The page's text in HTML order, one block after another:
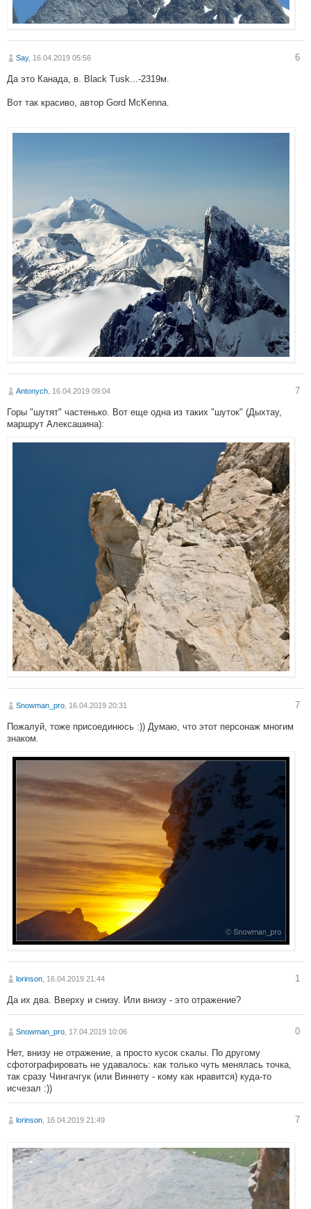
Say, 16.04.2019 05:56 6
Да это Канада, в. Black Tusk...-2319м.
Вот так красиво, автор Gord McKenna.
Antonych , 16.04.2019 09:04 7
Горы "шутят" частенько. Вот еще одна из таких "шуток" (Дыхтау,
маршрут Алексашина):
Snowman_pro, 16.04.2019 20:31 7
Пожалуй, тоже присоединюсь :)) Думаю, что этот персонаж многим
знаком.
lorinson , 16.04.2019 21:44 1
Да их два. Вверху и снизу. Или внизу - это отражение?
Snowman_pro , 17.04.2019 10:06 0
Нет, внизу не отражение, а просто кусок скалы. По другому
сфотографировать не удавалось: как только чуть менялась точка,
так сразу Чингачгук (или Виннету - кому как нравится) куда-то
исчезал :))
lorinson , 16.04.2019 21:49 7